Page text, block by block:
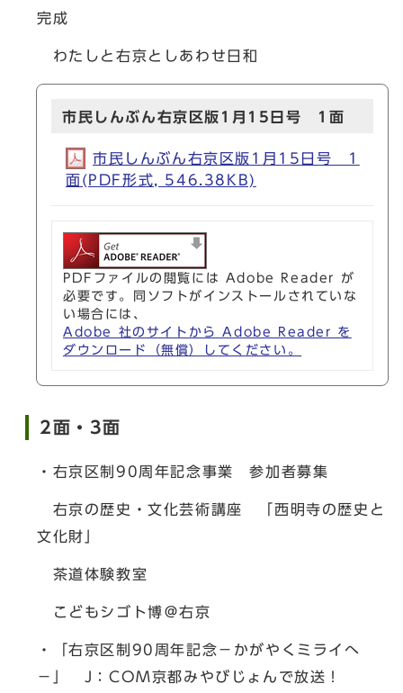
完成
わたしと右京としあわせ日和
市民しんぶん右京区版1月15日号 1面
市民しんぶん右京区版1月15日号 1
面(PDF形式, 546.38KB)
PDFファイルの閲覧には Adobe Reader が
必要です。同ソフトがインストールされていな
い場合には、
Adobe 社のサイトから Adobe Reader を
ダウンロード（無償）してください。
2面・3面
・右京区制90周年記念事業 参加者募集
右京の歴史・文化芸術講座 「西明寺の歴史と
文化財」
茶道体験教室
こどもシゴト博＠右京
・「右京区制90周年記念－かがやくミライへ
－」 J：COM京都みやびじょんで放送！